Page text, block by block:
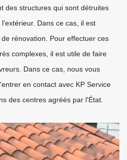
des structures qui sont détruites
Dans ce cas, il est
rénovation. Pour effectuer ces
complexes, il est utile de faire
Dans ce cas, nous vous
en contact avec KP Service
des centres agréés par l'État.